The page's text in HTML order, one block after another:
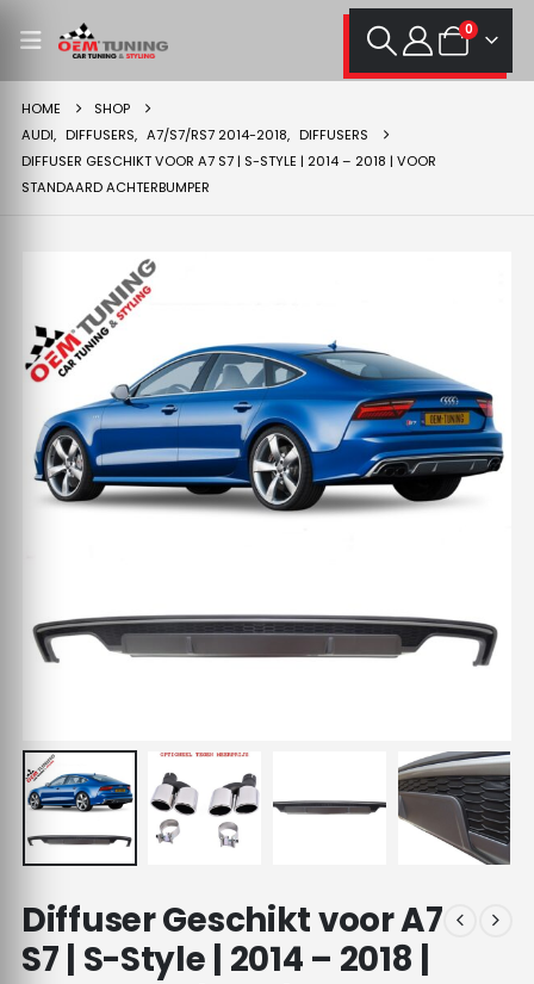
0
HOME
SHOP
AUDI, DIFFUSERS, A7/S7/RS7 2014-2018, DIFFUSERS
DIFFUSER GESCHIKT VOOR A7 S7 | S-STYLE | 2014 – 2018 | VOOR
STANDAARD ACHTERBUMPER
Diffuser Geschikt voor A7
S7 | S-Style | 2014 – 2018 |